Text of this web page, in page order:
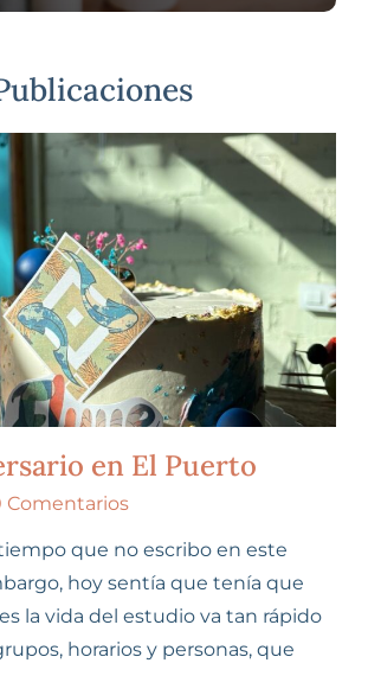
en El Puerto
Comentarios
que no escribo en este
hoy sentía que tenía que
la vida del estudio va tan rápido
horarios y personas, que